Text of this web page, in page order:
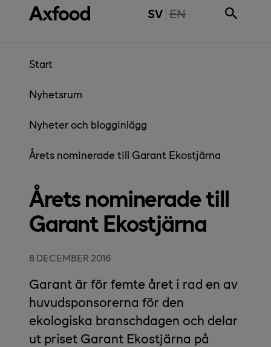
Gå direkt till innehåll SV THE PAGE IS NOT
EN
Start
Nyhetsrum
Nyheter och blogginlägg
Årets nominerade till Garant Ekostjärna
Årets nominerade till
Garant Ekostjärna
8 DECEMBER 2016
Garant är för femte året i rad en av
huvudsponsorerna för den
ekologiska branschdagen och delar
ut priset Garant Ekostjärna på